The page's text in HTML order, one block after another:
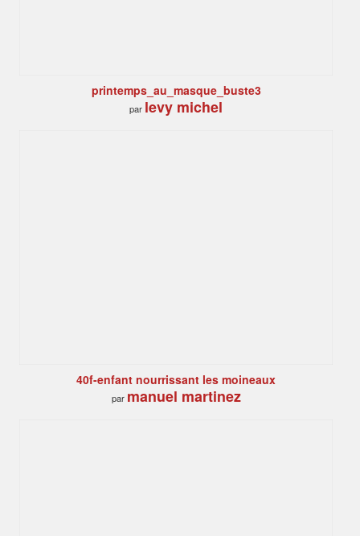
printemps_au_masque_buste3
par levy michel
40f-enfant nourrissant les moineaux
par manuel martinez